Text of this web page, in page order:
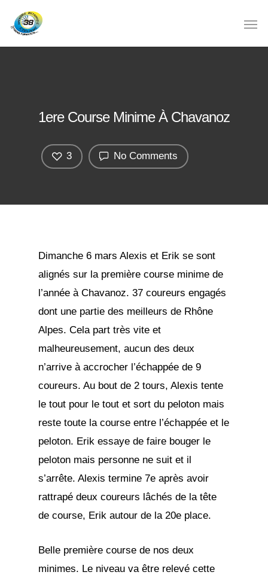
1ere Course Minime À Chavanoz
No Comments
3
Dimanche 6 mars Alexis et Erik se sont
alignés sur la première course minime de
l’année à Chavanoz. 37 coureurs engagés
dont une partie des meilleurs de Rhône
Alpes. Cela part très vite et
malheureusement, aucun des deux
n’arrive à accrocher l’échappée de 9
coureurs. Au bout de 2 tours, Alexis tente
le tout pour le tout et sort du peloton mais
reste toute la course entre l’échappée et le
peloton. Erik essaye de faire bouger le
peloton mais personne ne suit et il
s’arrête. Alexis termine 7e après avoir
rattrapé deux coureurs lâchés de la tête
de course, Erik autour de la 20e place.
Belle première course de nos deux
minimes. Le niveau va être relevé cette